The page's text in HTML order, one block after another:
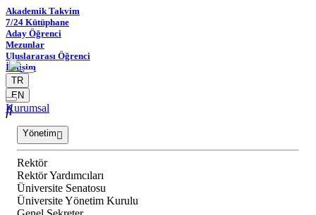
Akademik Takvim
7/24 Kütüphane
Aday Öğrenci
Mezunlar
Uluslararası Öğrenci
İletişim
TR
EN
Kurumsal
Yönetim
Rektör
Rektör Yardımcıları
Üniversite Senatosu
Üniversite Yönetim Kurulu